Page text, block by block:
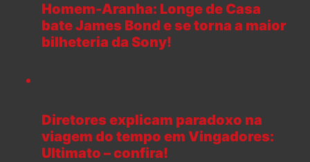
Homem-Aranha: Longe de Casa
bate James Bond e se torna a maior
bilheteria da Sony!
Diretores explicam paradoxo na
viagem do tempo em Vingadores:
Ultimato – confira!